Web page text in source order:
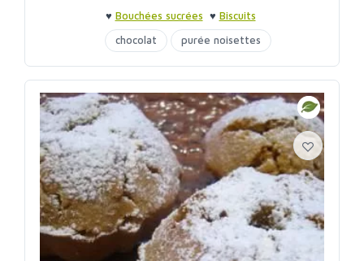
♥ Bouchées sucrées ♥ Biscuits
chocolat
purée noisettes